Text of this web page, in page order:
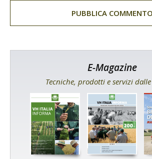
E-Magazine
Tecniche, prodotti e servizi